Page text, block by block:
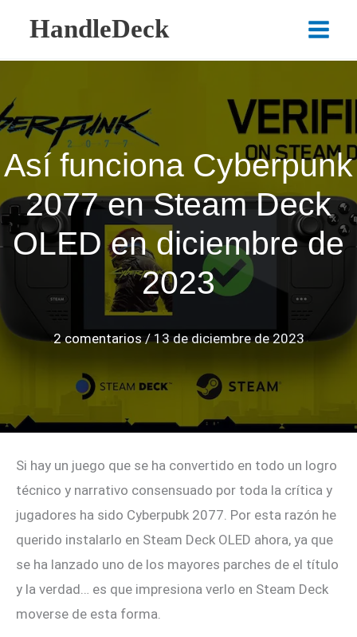
contenido
HandleDeck
Main
Así funciona Cyberpunk
2077 en Steam Deck
OLED en diciembre de
2023
2 comentarios /13 de diciembre de 2023
Si hay un juego que se ha convertido en todo un logro
técnico y narrativo consensuado por toda la crítica y
jugadores ha sido Cyberpubk 2077. Por esta razón he
querido instalarlo en Steam Deck OLED ahora, ya que
se ha lanzado uno de los mayores parches de el título
y la verdad… es que impresiona verlo en Steam Deck
moverse de esta forma.